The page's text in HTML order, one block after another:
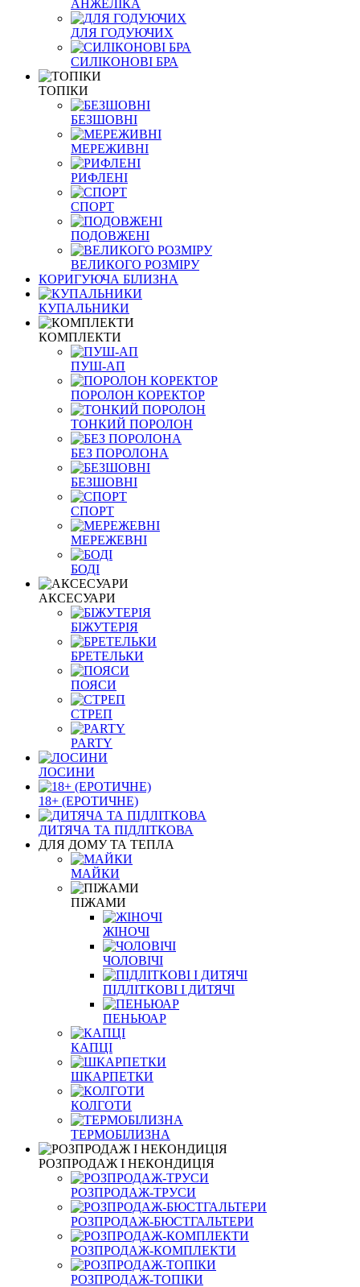
АНЖЕЛІКА
ДЛЯ ГОДУЮЧИХ
СИЛІКОНОВІ БРА
ТОПІКИ
БЕЗШОВНІ
МЕРЕЖИВНІ
РИФЛЕНІ
СПОРТ
ПОДОВЖЕНІ
ВЕЛИКОГО РОЗМІРУ
КОРИГУЮЧА БІЛИЗНА
КУПАЛЬНИКИ
КОМПЛЕКТИ
ПУШ-АП
ПОРОЛОН КОРЕКТОР
ТОНКИЙ ПОРОЛОН
БЕЗ ПОРОЛОНА
БЕЗШОВНІ
СПОРТ
МЕРЕЖЕВНІ
БОДІ
АКСЕСУАРИ
БІЖУТЕРІЯ
БРЕТЕЛЬКИ
ПОЯСИ
СТРЕП
PARTY
ЛОСИНИ
18+ (ЕРОТИЧНЕ)
ДИТЯЧА ТА ПІДЛІТКОВА
ДЛЯ ДОМУ ТА ТЕПЛА
МАЙКИ
ПІЖАМИ
ЖІНОЧІ
ЧОЛОВІЧІ
ПІДЛІТКОВІ І ДИТЯЧІ
ПЕНЬЮАР
КАПЦІ
ШКАРПЕТКИ
КОЛГОТИ
ТЕРМОБІЛИЗНА
РОЗПРОДАЖ І НЕКОНДИЦІЯ
РОЗПРОДАЖ-ТРУСИ
РОЗПРОДАЖ-БЮСТГАЛЬТЕРИ
РОЗПРОДАЖ-КОМПЛЕКТИ
РОЗПРОДАЖ-ТОПІКИ